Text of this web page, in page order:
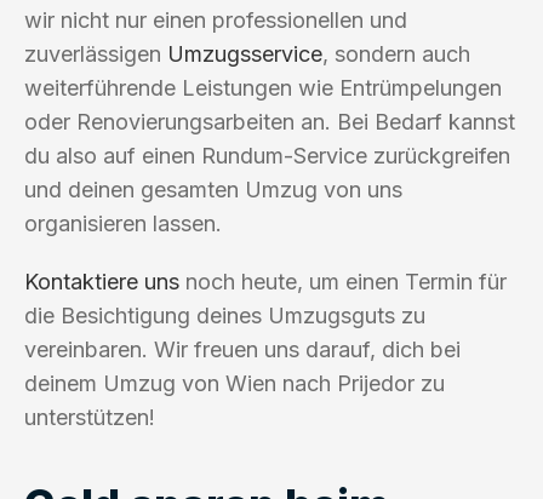
wir nicht nur einen professionellen und
zuverlässigen Umzugsservice, sondern auch
weiterführende Leistungen wie Entrümpelungen
oder Renovierungsarbeiten an. Bei Bedarf kannst
du also auf einen Rundum-Service zurückgreifen
und deinen gesamten Umzug von uns
organisieren lassen.
Kontaktiere uns noch heute, um einen Termin für
die Besichtigung deines Umzugsguts zu
vereinbaren. Wir freuen uns darauf, dich bei
deinem Umzug von Wien nach Prijedor zu
unterstützen!